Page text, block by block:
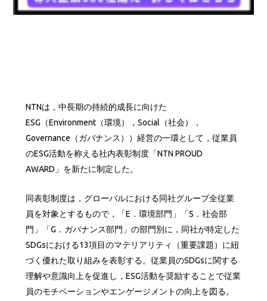
NTNは，中長期の持続的成長に向けた
ESG（Environment（環境），Social（社会），
Governance（ガバナンス））経営の一環として，従業員
のESG活動を称える社内表彰制度「NTN PROUD
AWARD」を新たに制定した。
同表彰制度は，グローバルにおける同社グループ全従業
員を対象とするもので，「E．環境部門」「S．社会部
門」「G．ガバナンス部門」の部門別に，同社が特定した
SDGsにおける13項目のマテリアリティ（重要課題）に紐
づく優れた取り組みを表彰する。従業員のSDGsに関する
理解や意識向上を促進し，ESG活動を奨励することで従業
員のモチベーションやエンゲージメントの向上を図る。